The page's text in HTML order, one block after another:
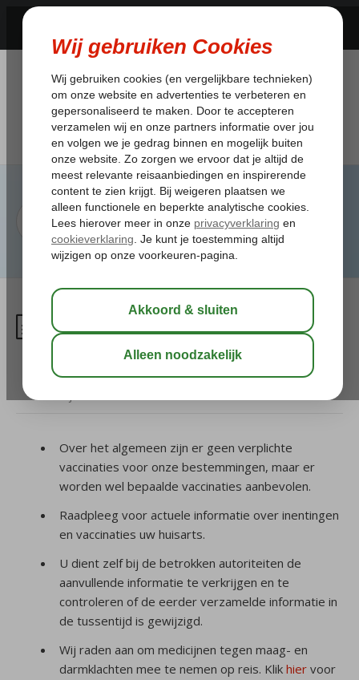
Welke vaccinaties heb ik
nodig voor mijn reis?
/ Voor de reis / Welke vaccinaties heb ik nodig voor
Over het algemeen zijn er geen verplichte
vaccinaties voor onze bestemmingen, maar er
worden wel bepaalde vaccinaties aanbevolen.
Raadpleeg voor actuele informatie over inentingen
en vaccinaties uw huisarts.
U dient zelf bij de betrokken autoriteiten de
aanvullende informatie te verkrijgen en te
controleren of de eerder verzamelde informatie in
de tussentijd is gewijzigd.
Wij raden aan om medicijnen tegen maag- en
darmklachten mee te nemen op reis. Klik hier voor